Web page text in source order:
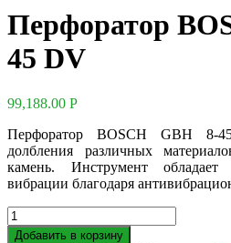
Перфоратор
45 DV
99,188.00 Р
Перфоратор BOSCH GBH 8-
долбления различных
камень. Инструмент
вибрации благодаря
Добавить в корзину